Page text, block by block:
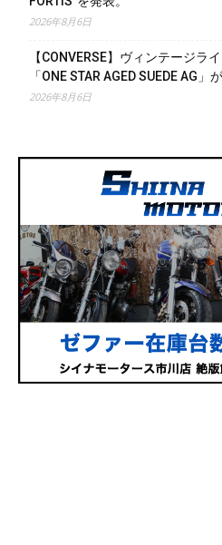
2026年8月6日
【CONVERSE】ヴィンテージラ
「ONE STAR AGED SUEDE AG
2026年8月6日